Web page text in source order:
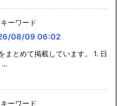
ーワード
08/09 06:02
まとめて掲載しています。 1. 日
ーワード